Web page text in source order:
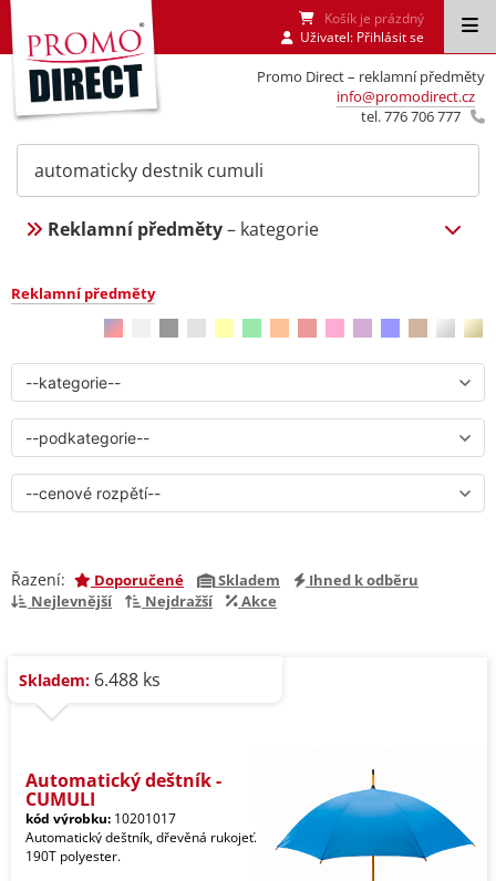
Promo Direct – reklamní předměty
info@promodirect.cz
tel. 776 706 777
Košík je prázdný
Uživatel: Přihlásit se
Reklamní předměty– kategorie
Reklamní předměty
Řazení: Doporučené Skladem
Ihned k odběru
Nejlevnější
Nejdražší Akce
Skladem: 6.488 ks
Automatický deštník -
CUMULI
kód výrobku: 10201017
Automatický deštník, dřevěná rukojeť.
190T polyester.